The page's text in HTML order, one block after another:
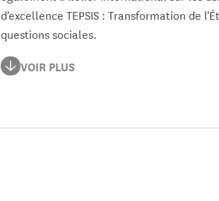
d'excellence TEPSIS : Transformation de
questions sociales.
Ses recherches portent principalement
constructions du temps historique, les
VOIR PLUS